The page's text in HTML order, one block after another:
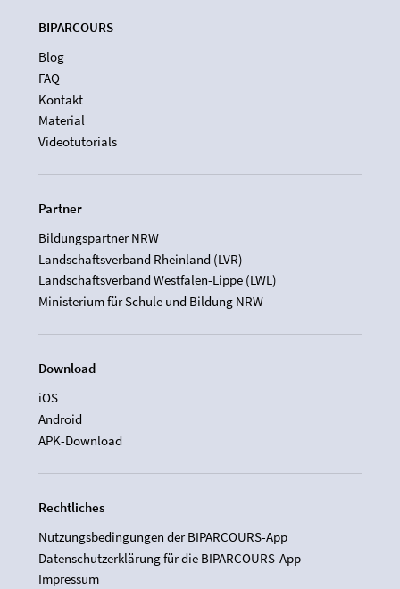
BIPARCOURS
Blog
FAQ
Kontakt
Material
Videotutorials
Partner
Bildungspartner NRW
Landschaftsverband Rheinland (LVR)
Landschaftsverband Westfalen-Lippe (LWL)
Ministerium für Schule und Bildung NRW
Download
iOS
Android
APK-Download
Rechtliches
Nutzungsbedingungen der BIPARCOURS-App
Datenschutzerklärung für die BIPARCOURS-App
Impressum